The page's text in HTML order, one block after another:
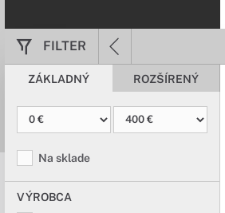
FILTER
ZÁKLADNÝ ROZŠÍRENÝ
Na sklade
VÝROBCA